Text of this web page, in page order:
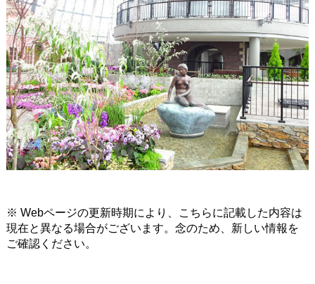
※ Webページの更新時期により、こちらに記載した内容は
現在と異なる場合がございます。念のため、新しい情報を
ご確認ください。